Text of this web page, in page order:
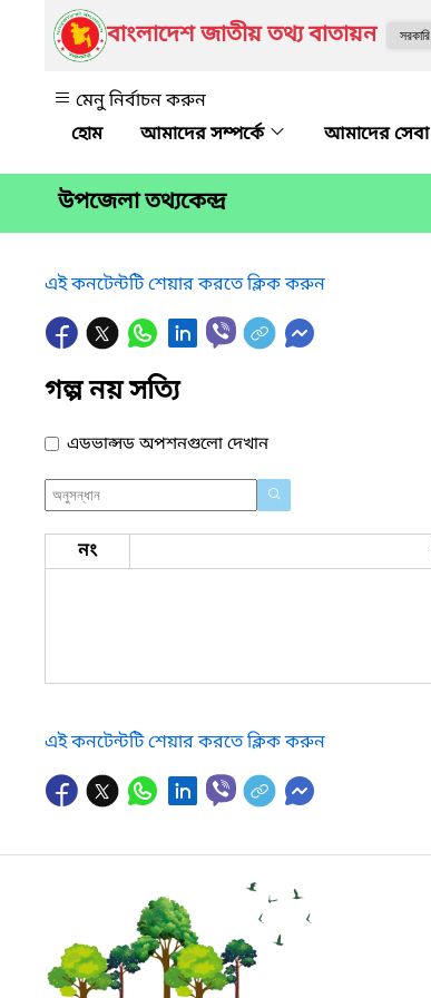
বাংলাদেশ জাতীয় তথ্য বাতায়ন
মেনু নির্বাচন করুন
আমাদের সম্পর্কে
আমাদের সেবা
উপজেলা তথ্যকেন্দ্র
এই কনটেন্টটি শেয়ার করতে ক্লিক করুন
গল্প নয় সত্যি
এডভান্সড অপশনগুলো দেখান
নং
এই কনটেন্টটি শেয়ার করতে ক্লিক করুন